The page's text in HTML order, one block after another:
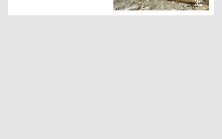
یک بمب ناپالم در رواندز کشف شد